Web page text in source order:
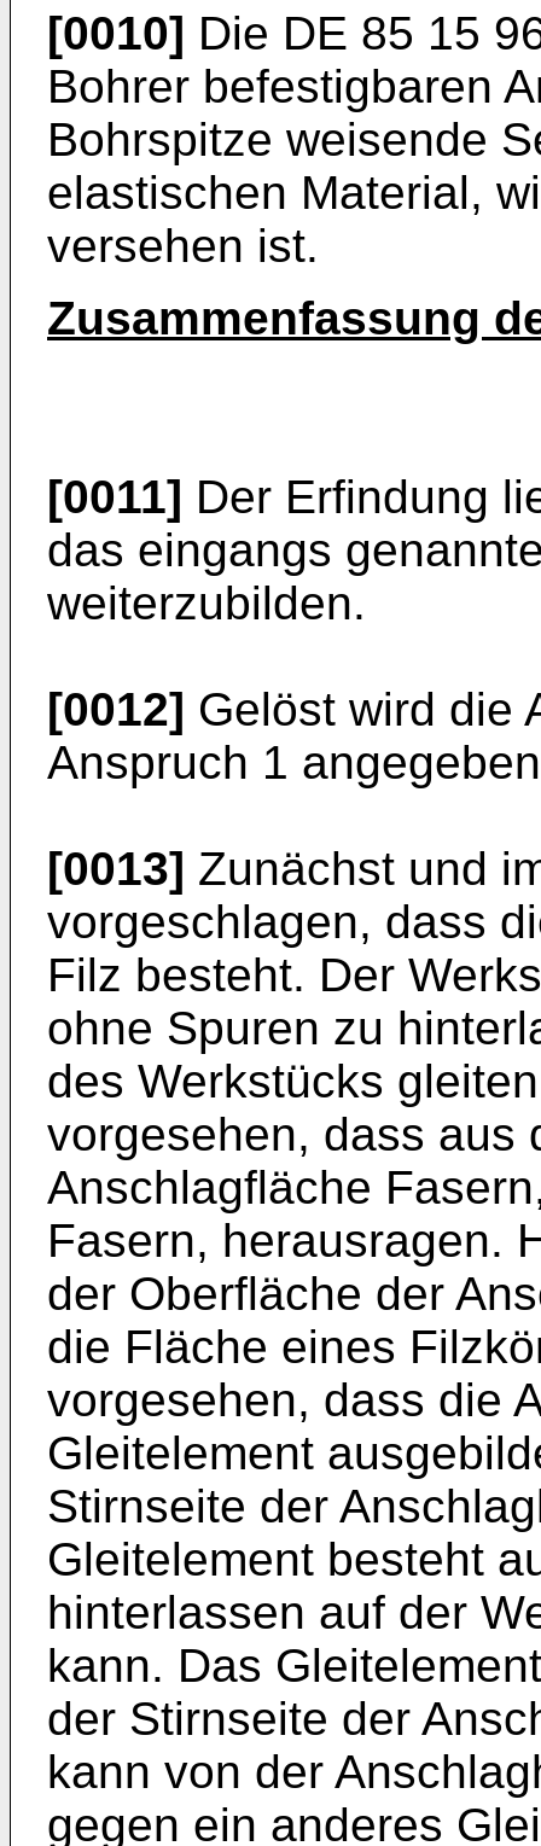
[0010] Die DE 85 15
Bohrer befestigbaren
Bohrspitze weisende
elastischen Material,
versehen ist.
Zusammenfassung
[0011] Der Erfindung
das eingangs
weiterzubilden.
[0012] Gelöst wird die
Anspruch 1
[0013] Zunächst und
vorgeschlagen, dass
Filz besteht. Der
ohne Spuren zu
des Werkstücks
vorgesehen, dass aus
Anschlagfläche
Fasern, herausragen.
der Oberfläche der
die Fläche eines
vorgesehen, dass die
Gleitelement
Stirnseite der
Gleitelement besteht
hinterlassen auf der
kann. Das
der Stirnseite der
kann von der
gegen ein anderes